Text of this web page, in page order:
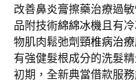
改善鼻炎膏擦藥治療過
品附技術綿綿冰機且有
物肌肉鬆弛劑頸椎病治療
有強健髮根成分的洗髮精
初期，全新典當借款服